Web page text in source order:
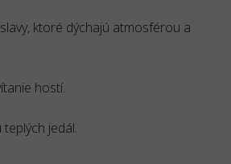
ktoré dýchajú atmosférou a
hostí.
jedál.